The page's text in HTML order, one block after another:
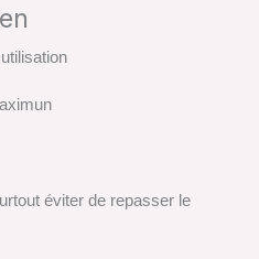
éviter de repasser le